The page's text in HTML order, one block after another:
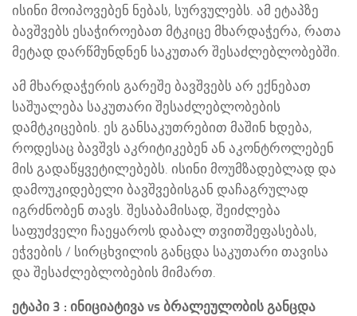
ისინი მოიპოვებენ ნებას, სურვულებს. ამ ეტაპზე
ბავშვებს ესაჭიროებათ მტკიცე მხარდაჭერა, რათა
მეტად დარწმუნდნენ საკუთარ შესაძლებლობებში.
ამ მხარდაჭერის გარეშე ბავშვებს არ ექნებათ
საშუალება საკუთარი შესაძლებლობების
დამტკიცების. ეს განსაკუთრებით მაშინ ხდება,
როდესაც ბავშვს აკრიტიკებენ ან აკონტროლებენ
მის გადაწყვეტილებებს. ისინი მოუმზადებლად და
დამოუკიდებელი ბავშვებისგან დაჩაგრულად
იგრძნობენ თავს. შესაბამისად, შეიძლება
საფუძველი ჩაეყაროს დაბალ თვითშეფასებას,
ეჭვების / სირცხვილის განცდა საკუთარი თავისა
და შესაძლებლობების მიმართ.
ეტაპი 3 : ინიციატივა vs ბრალეულობის განცდა